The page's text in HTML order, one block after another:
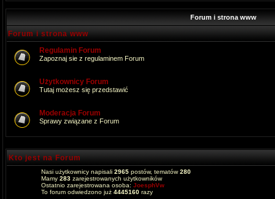
Forum i strona www
Forum i strona www
Regulamin Forum
Zapoznaj sie z regulaminem Forum
Użytkownicy Forum
Tutaj możesz się przedstawić
Moderacja Forum
Sprawy związane z Forum
Kto jest na Forum
Nasi użytkownicy napisali 2965 postów, tematów280
Mamy 283 zarejestrowanych użytkowników
Ostatnio zarejestrowana osoba: JoesphVw
To forum odwiedzono już 4445160 razy